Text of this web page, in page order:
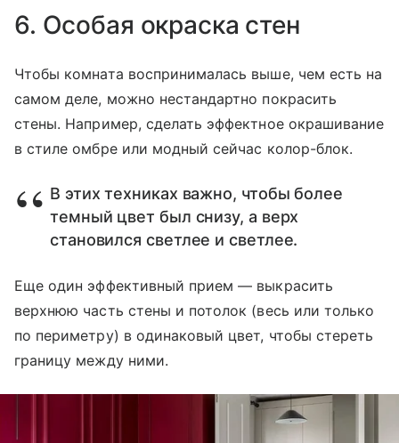
6. Особая окраска стен
Чтобы комната воспринималась выше, чем есть на
самом деле, можно нестандартно покрасить
стены. Например, сделать эффектное окрашивание
в стиле омбре или модный сейчас колор-блок.
В этих техниках важно, чтобы более
темный цвет был снизу, а верх
становился светлее и светлее.
Еще один эффективный прием — выкрасить
верхнюю часть стены и потолок (весь или только
по периметру) в одинаковый цвет, чтобы стереть
границу между ними.